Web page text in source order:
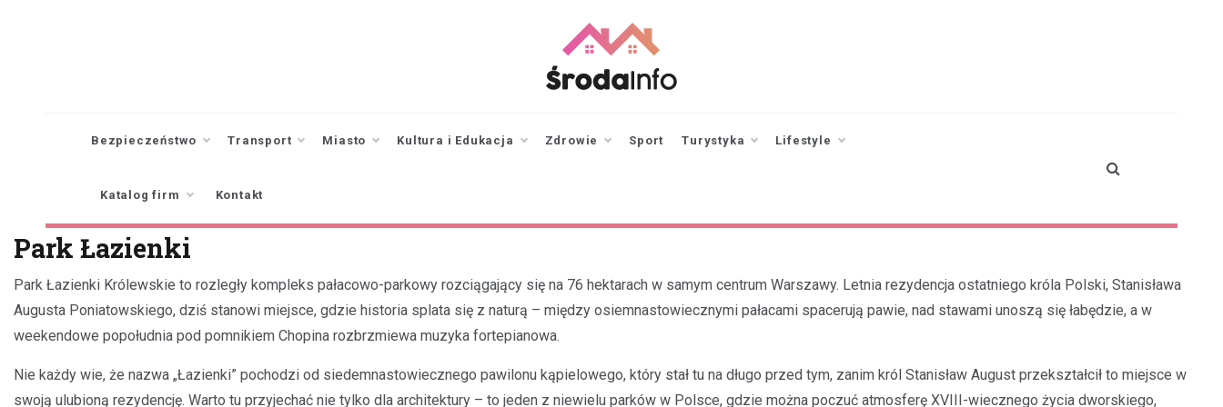
Wielkopolskiej
Bezpieczeństwo Transport Miasto Kultura i Edukacja Zdrowie Sport Turystyka Lifestyle
Katalog firm Kontakt
Park Łazienki
Park Łazienki Królewskie to rozległy kompleks pałacowo-parkowy rozciągający się na 76 hektarach w samym centrum Warszawy. Letnia rezydencja ostatniego króla Polski, Stanisława
Augusta Poniatowskiego, dziś stanowi miejsce, gdzie historia splata się z naturą – między osiemnastowiecznymi pałacami spacerują pawie, nad stawami unoszą się łabędzie, a w
weekendowe popołudnia pod pomnikiem Chopina rozbrzmiewa muzyka fortepianowa.
Nie każdy wie, że nazwa „Łazienki” pochodzi od siedemnastowiecznego pawilonu kąpielowego, który stał tu na długo przed tym, zanim król Stanisław August przekształcił to miejsce w
swoją ulubioną rezydencję. Warto tu przyjechać nie tylko dla architektury – to jeden z niewielu parków w Polsce, gdzie można poczuć atmosferę XVIII-wiecznego życia dworskiego,